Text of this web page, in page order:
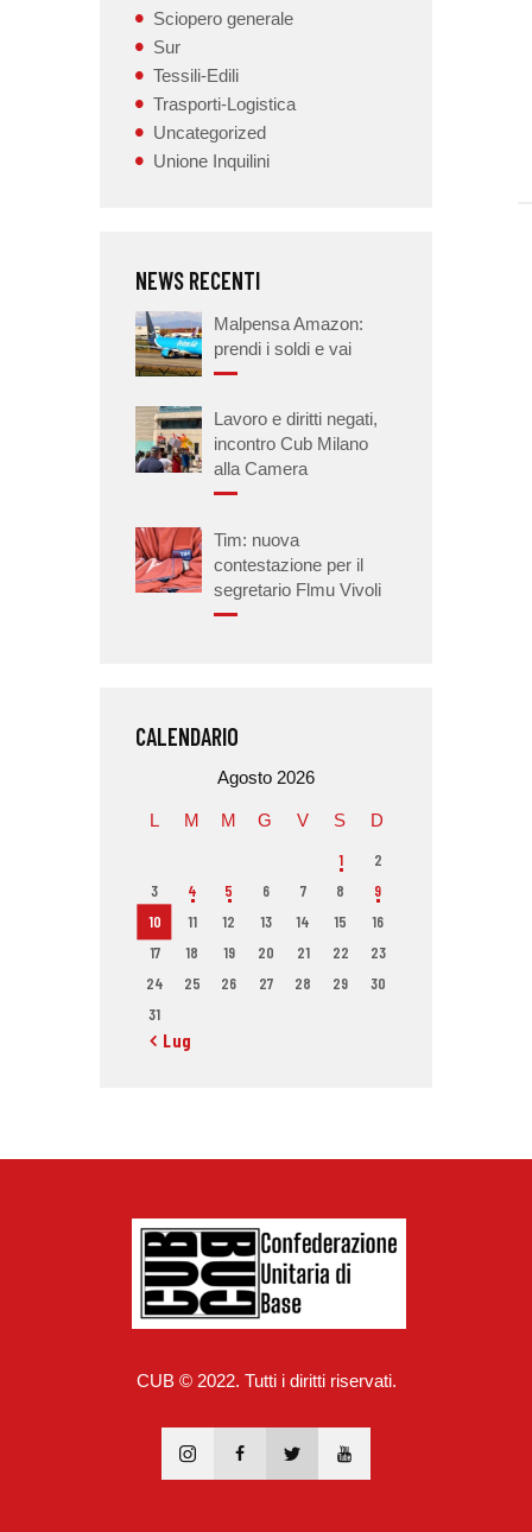
Sciopero generale
Sur
Tessili-Edili
Trasporti-Logistica
Uncategorized
Unione Inquilini
NEWS RECENTI
Malpensa Amazon:
prendi i soldi e vai
Lavoro e diritti negati,
incontro Cub Milano
alla Camera
Tim: nuova
contestazione per il
segretario Flmu Vivoli
CALENDARIO
Agosto 2026
L M M G V S D
1
2
3
4 5 6 7 8
9
10
11 12 13 14 15
16
17
18 19 20 21 22
23
24
25 26 27 28 29
30
31
« Lug
CUB © 2022. Tutti i diritti riservati.